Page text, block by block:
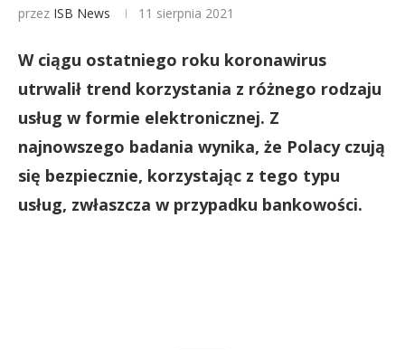
przez ISB News 11 sierpnia 2021
W ciągu ostatniego roku koronawirus
utrwalił trend korzystania z różnego rodzaju
usług w formie elektronicznej. Z
najnowszego badania wynika, że Polacy czują
się bezpiecznie, korzystając z tego typu
usług, zwłaszcza w przypadku bankowości.